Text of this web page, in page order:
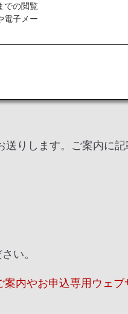
りします。ご案内に
い。
内やお申込専用ウェ
での閲覧
電子メー